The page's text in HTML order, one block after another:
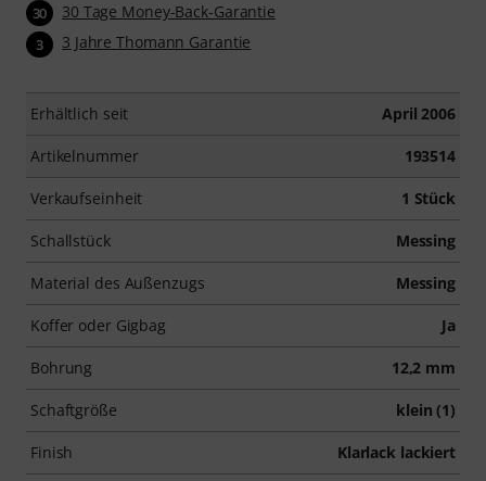
30 30 Tage Money-Back-Garantie
3 3 Jahre Thomann Garantie
Erhältlich seit April 2006
Artikelnummer 193514
Verkaufseinheit 1 Stück
Schallstück Messing
Material des Außenzugs Messing
Koffer oder Gigbag Ja
Bohrung 12,2 mm
Schaftgröße klein (1)
Finish Klarlack lackiert